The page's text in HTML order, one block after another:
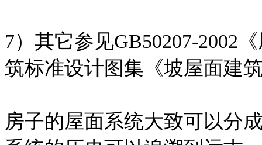
7）其它参见GB50207-2002
筑标准设计图集《坡屋面建
房子的屋面系统大致可以分